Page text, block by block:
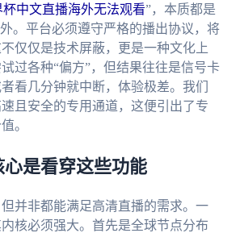
中文直播海外无法观看”，本质都是
。平台必须遵守严格的播出协议，将
仅仅是技术屏蔽，更是一种文化上
过各种“偏方”，但结果往往是信号卡
看几分钟就中断，体验极差。我们
且安全的专用通道，这便引出了专
。
是看穿这些功能
并非都能满足高清直播的需求。一
核必须强大。首先是全球节点分布